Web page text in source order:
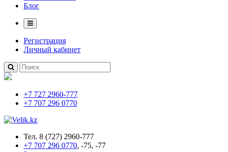
Блог
Регистрация
Личный кабинет
+7 727 2960-777
+7 707 296 0770
Тел. 8 (727) 2960-777
+7 707 296 0770, -75, -77